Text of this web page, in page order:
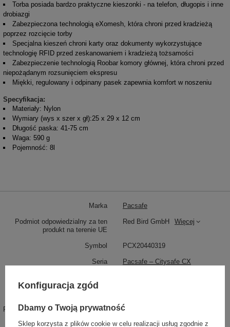
Torba posiada bardzo praktyczne kieszonki - na telefon, długopis i inne
drobiazgi
Zabezpieczona technologią eXomesh, która chroni przed kradzieżą
poprzez rozcięcie torby
Specjalna kieszeń chroni karty oraz dokumenty wykorzystujące
technologię RFID przed zeskanowaniem i kradzieżą tożsamości
Zabezpieczenie technologią Roobar komory głównej, która chroni przed
niepożądanym rozsunięciem ekspresu
Miękki, regulowany i odpinany pasek zapewnia komfort w noszeniu
Specyfikacja:
Materiały: Nylon
Wymiary (wys x szer x gł):25 x 29 x 12 cm
Długość paska: 41-75 cm
Waga: 590 g
Pojemność: 8l
Marka Pacsafe
Podmiot odpowiedzialny za ten
produkt na terenie UE
Red Bird GmbH Więcej
Symbol PCX20440319
Seria Pacsafe – Citysafe CX
Produkt wprowadzony do obrotu na
TAK
Konfiguracja zgód
Dbamy o Twoją prywatność
Sklep korzysta z plików cookie w celu realizacji usług zgodnie z